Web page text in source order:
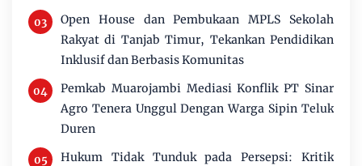
Open House dan Pembukaan MPLS Sekolah
Rakyat di Tanjab Timur, Tekankan Pendidikan
Inklusif dan Berbasis Komunitas
Pemkab Muarojambi Mediasi Konflik PT Sinar
Agro Tenera Unggul Dengan Warga Sipin Teluk
Duren
Hukum Tidak Tunduk pada Persepsi: Kritik